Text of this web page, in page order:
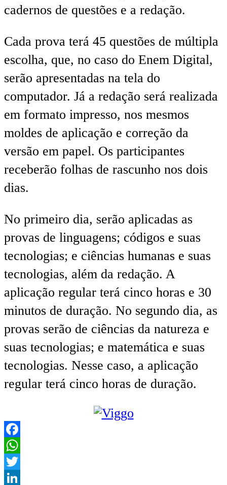
cadernos de questões e a redação.
Cada prova terá 45 questões de múltipla
escolha, que, no caso do Enem Digital,
serão apresentadas na tela do
computador. Já a redação será realizada
em formato impresso, nos mesmos
moldes de aplicação e correção da
versão em papel. Os participantes
receberão folhas de rascunho nos dois
dias.
No primeiro dia, serão aplicadas as
provas de linguagens; códigos e suas
tecnologias; e ciências humanas e suas
tecnologias, além da redação. A
aplicação regular terá cinco horas e 30
minutos de duração. No segundo dia, as
provas serão de ciências da natureza e
suas tecnologias; e matemática e suas
tecnologias. Nesse caso, a aplicação
regular terá cinco horas de duração.
Facebook
WhatsApp
Twitter